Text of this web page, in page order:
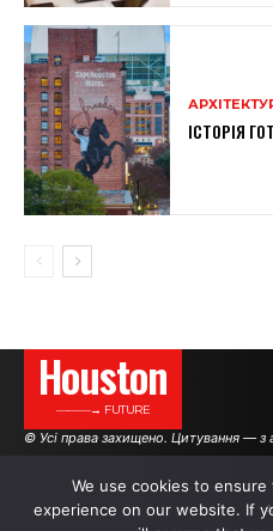
ІСТОРІЯ
Houston
———→ FUTURE
© Усі права захищено. Цитування — з
We use cookies to
experience on our website. If